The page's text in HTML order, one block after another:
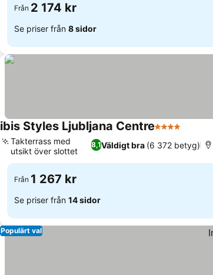
Från 2 174 kr
Se priser från 8 sidor
ibis Styles Ljubljana Centre4 Stjärnor
8,1Väldigt bra (6 372 betyg)
Takterrass med
utsikt över slottet
Från 1 267 kr
Se priser från 14 sidor
Populärt val